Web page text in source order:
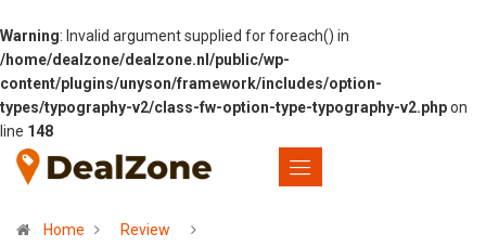
Warning: Invalid argument supplied for foreach() in
/home/dealzone/dealzone.nl/public/wp-
content/plugins/unyson/framework/includes/option-
types/typography-v2/class-fw-option-type-typography-v2.phpon
line 148
Home Review